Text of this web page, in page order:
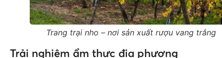
Trang trại nho – nơi sản xuất rượu vang trắng
Trải nghiệm ẩm thực địa phương